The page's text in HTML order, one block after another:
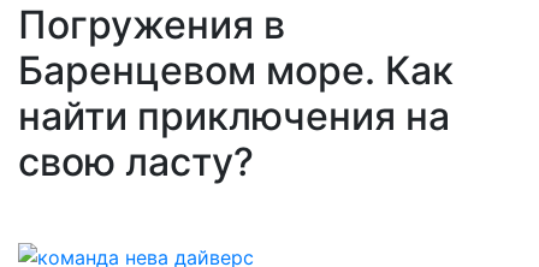
Погружения в
Баренцевом море. Как
найти приключения на
свою ласту?